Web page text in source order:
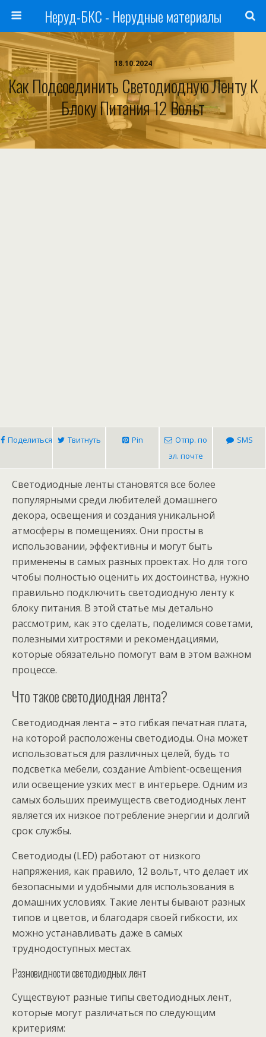
Неруд-БКС - Нерудные материалы
18.10.2024
Как Подсоединить Светодиодную Ленту К
Блоку Питания 12 Вольт
Поделиться Твитнуть Pin
Отпр. по
эл. почте
SMS
Светодиодные ленты становятся все более
популярными среди любителей домашнего
декора, освещения и создания уникальной
атмосферы в помещениях. Они просты в
использовании, эффективны и могут быть
применены в самых разных проектах. Но для того
чтобы полностью оценить их достоинства, нужно
правильно подключить светодиодную ленту к
блоку питания. В этой статье мы детально
рассмотрим, как это сделать, поделимся советами,
полезными хитростями и рекомендациями,
которые обязательно помогут вам в этом важном
процессе.
Что такое светодиодная лента?
Светодиодная лента – это гибкая печатная плата,
на которой расположены светодиоды. Она может
использоваться для различных целей, будь то
подсветка мебели, создание Ambient-освещения
или освещение узких мест в интерьере. Одним из
самых больших преимуществ светодиодных лент
является их низкое потребление энергии и долгий
срок службы.
Светодиоды (LED) работают от низкого
напряжения, как правило, 12 вольт, что делает их
безопасными и удобными для использования в
домашних условиях. Такие ленты бывают разных
типов и цветов, и благодаря своей гибкости, их
можно устанавливать даже в самых
труднодоступных местах.
Разновидности светодиодных лент
Существуют разные типы светодиодных лент,
которые могут различаться по следующим
критериям: